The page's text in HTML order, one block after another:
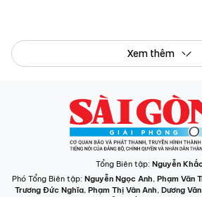
Xem thêm
Tổng Biên tập: Nguyễn
Phó Tổng Biên tập: Nguyễn Ngọc Anh, Phạm Văn
Trương Đức Nghĩa, Phạm Thị Vân Anh, Dương